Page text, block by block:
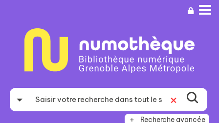
recherche
Recherche avancée